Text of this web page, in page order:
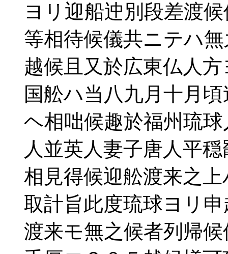
ヨリ迎船迚別段差渡候
等相待候儀共ニテハ無
越候且又於広東仏人方
国舩ハ当八九月十月頃
ヘ相咄候趣於福州琉球
人並英人妻子唐人平穏
相見得候迎舩渡来之上
取計旨此度琉球ヨリ申
渡来モ無之候者列帰候